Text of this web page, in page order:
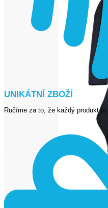
UNIKÁTNÍ ZBOŽÍ
Ručíme za to, že každý produkt je